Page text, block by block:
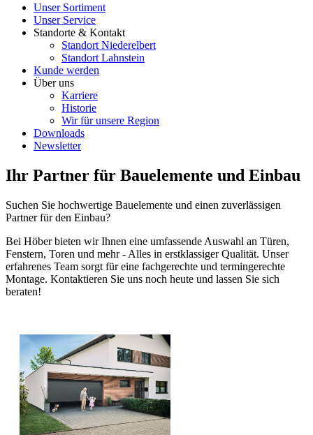
Unser Sortiment
Unser Service
Standorte & Kontakt
Standort Niederelbert
Standort Lahnstein
Kunde werden
Über uns
Karriere
Historie
Wir für unsere Region
Downloads
Newsletter
Ihr Partner für Bauelemente und Einbau
Suchen Sie hochwertige Bauelemente und einen zuverlässigen
Partner für den Einbau?
Bei Höber bieten wir Ihnen eine umfassende Auswahl an Türen,
Fenstern, Toren und mehr - Alles in erstklassiger Qualität. Unser
erfahrenes Team sorgt für eine fachgerechte und termingerechte
Montage. Kontaktieren Sie uns noch heute und lassen Sie sich
beraten!